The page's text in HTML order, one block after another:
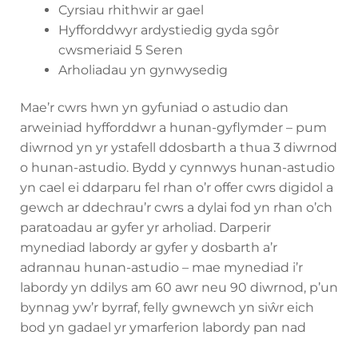
Cyrsiau rhithwir ar gael
Hyfforddwyr ardystiedig gyda sgôr
cwsmeriaid 5 Seren
Arholiadau yn gynwysedig
Mae’r cwrs hwn yn gyfuniad o astudio dan
arweiniad hyfforddwr a hunan-gyflymder – pum
diwrnod yn yr ystafell ddosbarth a thua 3 diwrnod
o hunan-astudio. Bydd y cynnwys hunan-astudio
yn cael ei ddarparu fel rhan o’r offer cwrs digidol a
gewch ar ddechrau’r cwrs a dylai fod yn rhan o’ch
paratoadau ar gyfer yr arholiad. Darperir
mynediad labordy ar gyfer y dosbarth a’r
adrannau hunan-astudio – mae mynediad i’r
labordy yn ddilys am 60 awr neu 90 diwrnod, p’un
bynnag yw’r byrraf, felly gwnewch yn siŵr eich
bod yn gadael yr ymarferion labordy pan nad